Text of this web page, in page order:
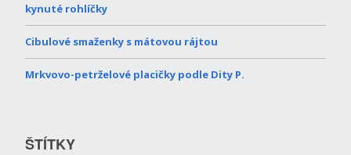
kynuté rohlíčky
Cibulové smaženky s mátovou rájtou
Mrkvovo-petrželové placičky podle Dity P.
ŠTÍTKY